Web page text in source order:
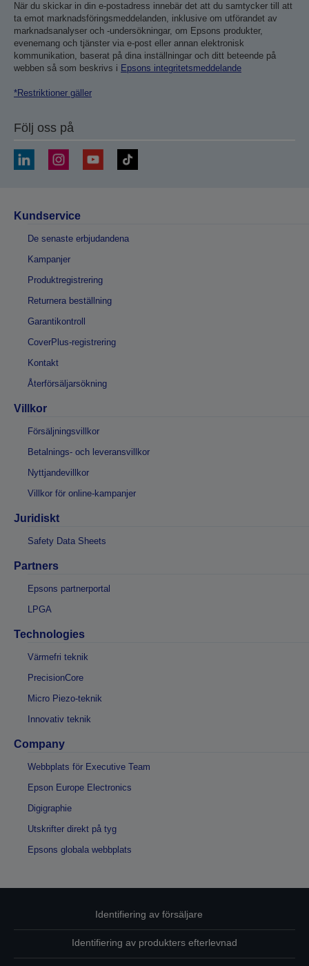
När du skickar in din e-postadress innebär det att du samtycker till att
ta emot marknadsföringsmeddelanden, inklusive om utförandet av
marknadsanalyser och -undersökningar, om Epsons produkter,
evenemang och tjänster via e-post eller annan elektronisk
kommunikation, baserat på dina inställningar och ditt beteende på
webben så som beskrivs i Epsons integritetsmeddelande
*Restriktioner gäller
Följ oss på
Kundservice
De senaste erbjudandena
Kampanjer
Produktregistrering
Returnera beställning
Garantikontroll
CoverPlus-registrering
Kontakt
Återförsäljarsökning
Villkor
Försäljningsvillkor
Betalnings- och leveransvillkor
Nyttjandevillkor
Villkor för online-kampanjer
Juridiskt
Safety Data Sheets
Partners
Epsons partnerportal
LPGA
Technologies
Värmefri teknik
PrecisionCore
Micro Piezo-teknik
Innovativ teknik
Company
Webbplats för Executive Team
Epson Europe Electronics
Digigraphie
Utskrifter direkt på tyg
Epsons globala webbplats
Identifiering av försäljare
Identifiering av produkters efterlevnad